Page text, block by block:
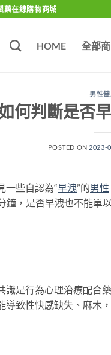
藥在線購物商城
HOME 全部
男性
何判斷是否
POSTED ON 2023-
一些自認為“早洩”的男性
鐘，是否早洩也不能單
是行為心理治療配合
致性快感缺失、麻木